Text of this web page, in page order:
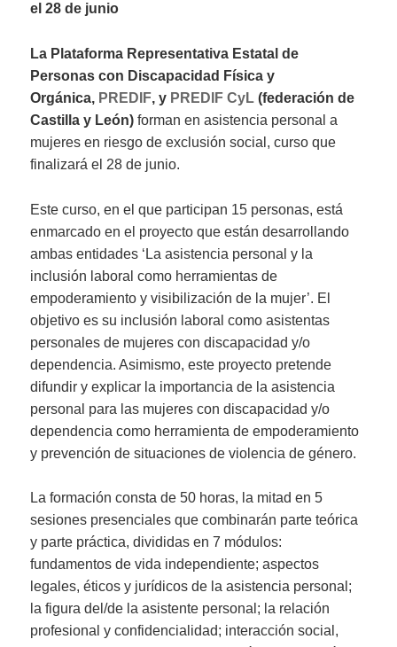
el 28 de junio
La Plataforma Representativa Estatal de
Personas con Discapacidad Física y
Orgánica, PREDIF, y PREDIF CyL (federación de
Castilla y León)forman en asistencia personal a
mujeres en riesgo de exclusión social, curso que
finalizará el 28 de junio.
Este curso, en el que participan 15 personas, está
enmarcado en el proyecto que están desarrollando
ambas entidades ‘La asistencia personal y la
inclusión laboral como herramientas de
empoderamiento y visibilización de la mujer’. El
objetivo es su inclusión laboral como asistentas
personales de mujeres con discapacidad y/o
dependencia. Asimismo, este proyecto pretende
difundir y explicar la importancia de la asistencia
personal para las mujeres con discapacidad y/o
dependencia como herramienta de empoderamiento
y prevención de situaciones de violencia de género.
La formación consta de 50 horas, la mitad en 5
sesiones presenciales que combinarán parte teórica
y parte práctica, divididas en 7 módulos:
fundamentos de vida independiente; aspectos
legales, éticos y jurídicos de la asistencia personal;
la figura del/de la asistente personal; la relación
profesional y confidencialidad; interacción social,